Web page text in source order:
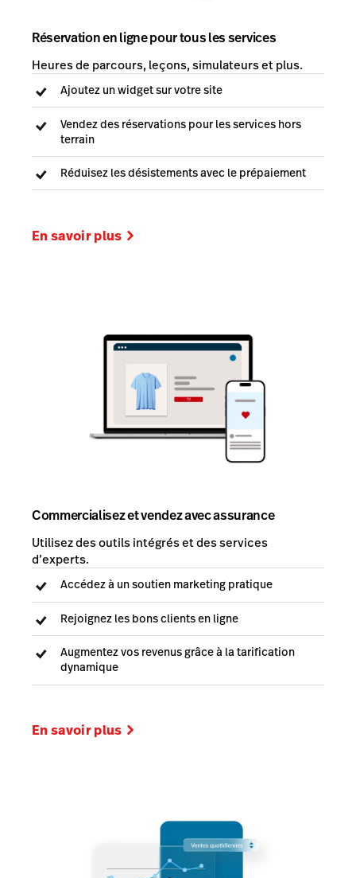
Réservation en ligne pour tous les services
Heures de parcours, leçons, simulateurs et plus.
Ajoutez un widget sur votre site
Vendez des réservations pour les services hors
terrain
Réduisez les désistements avec le prépaiement
En savoir plus
Commercialisez et vendez avec assurance
Utilisez des outils intégrés et des services
d’experts.
Accédez à un soutien marketing pratique
Rejoignez les bons clients en ligne
Augmentez vos revenus grâce à la tarification
dynamique
En savoir plus